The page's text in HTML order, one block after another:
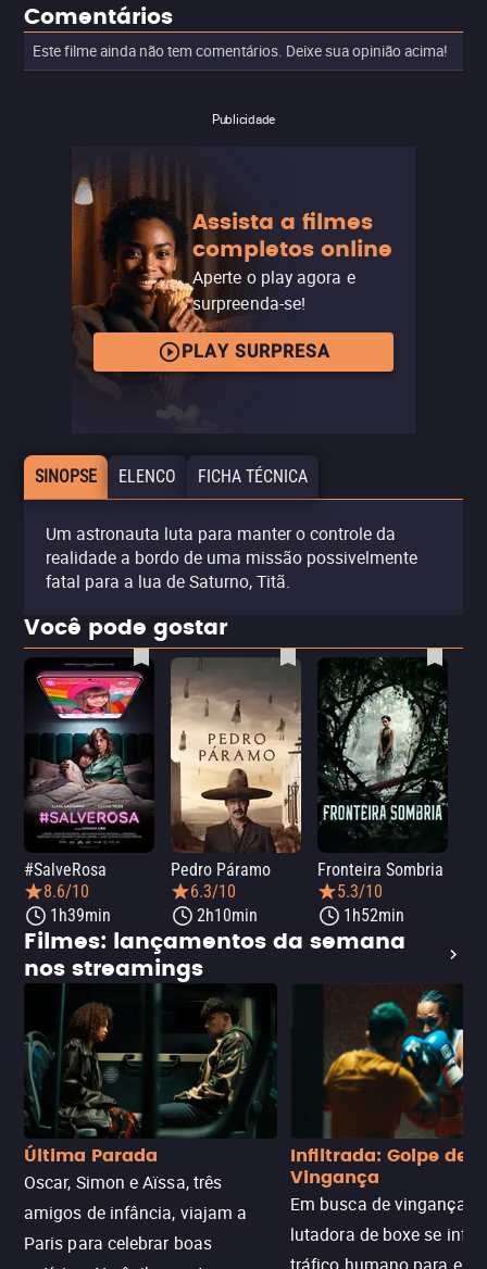
Comentários
Este filme ainda não tem comentários. Deixe sua opinião acima!
Publicidade
Assista a filmes
completos online
Aperte o play agora e
surpreenda-se!
PLAY SURPRESA
SINOPSE ELENCO FICHA TÉCNICA
Um astronauta luta para manter o controle da
realidade a bordo de uma missão possivelmente
fatal para a lua de Saturno, Titã.
Você pode gostar
#SalveRosa
8.6/10
1h39min
Pedro Páramo
6.3/10
2h10min
Fronteira Sombria
5.3/10
1h52min
Filmes: lançamentos da semana
nos streamings
Última Parada
Oscar, Simon e Aïssa, três
amigos de infância, viajam a
Paris para celebrar boas
Infiltrada: Golpe de
Vingança
Em busca de vingança,
lutadora de boxe se